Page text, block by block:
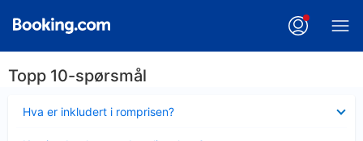
Topp 10-spørsmål
Hva er inkludert i romprisen?
mindre